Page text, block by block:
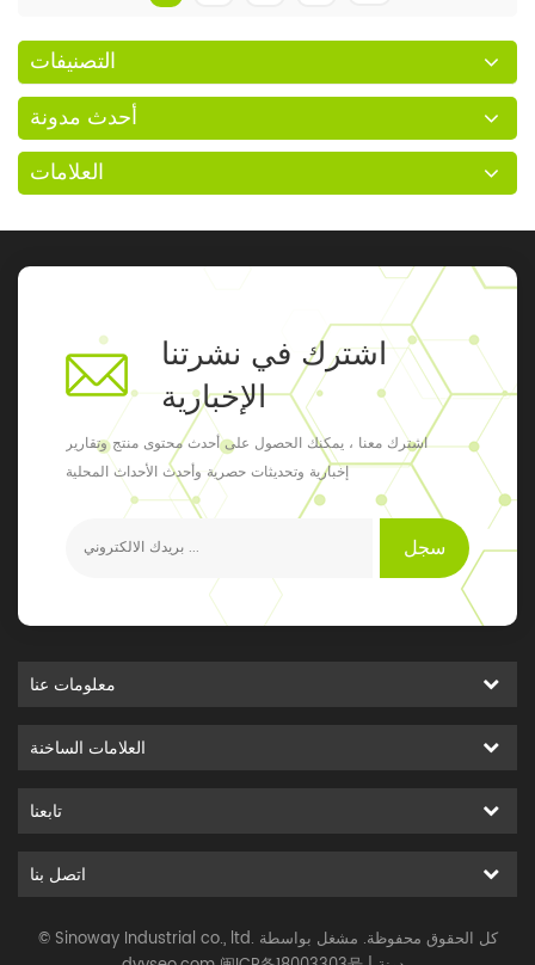
التصنيفات
أحدث مدونة
العلامات
اشترك في نشرتنا
الإخبارية
اشترك معنا ، يمكنك الحصول على أحدث محتوى منتج وتقارير
إخبارية وتحديثات حصرية وأحدث الأحداث المحلية
سجل
معلومات عنا
العلامات الساخنة
تابعنا
اتصل بنا
© Sinoway Industrial co., ltd. كل الحقوق محفوظة. مشغل بواسطة